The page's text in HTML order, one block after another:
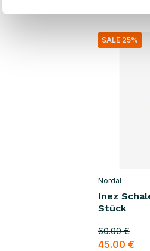
SALE 25%
Nordal
Inez
Stück
60.00 €
45.00 €